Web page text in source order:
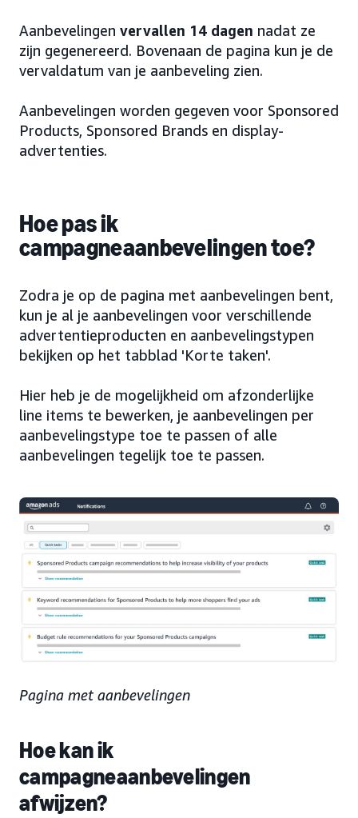
Aanbevelingen vervallen 14 dagen nadat ze
zijn gegenereerd. Bovenaan de pagina kun je de
vervaldatum van je aanbeveling zien.
Aanbevelingen worden gegeven voor Sponsored
Products, Sponsored Brands en display-
advertenties.
Hoe pas ik
campagneaanbevelingen toe?
Zodra je op de pagina met aanbevelingen bent,
kun je al je aanbevelingen voor verschillende
advertentieproducten en aanbevelingstypen
bekijken op het tabblad 'Korte taken'.
Hier heb je de mogelijkheid om afzonderlijke
line items te bewerken, je aanbevelingen per
aanbevelingstype toe te passen of alle
aanbevelingen tegelijk toe te passen.
Pagina met aanbevelingen
Hoe kan ik
campagneaanbevelingen
afwijzen?